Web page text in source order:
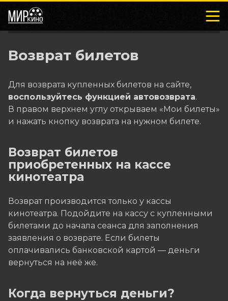
Возврат билетов
Для возврата купленных билетов на сайте,
воспользуйтесь функцией автовозврата.
В правом верхнем углу открываем «Мои билеты»
и нажать кнопку возврата на нужном билете.
Возврат билетов
приобретенных на кассе
кинотеатра
Возврат производится только у кассы
кинотеатра. Подойдите на кассу с купленными
билетами до начала сеанса для заполнения
заявления о возврате. Если билеты
оплачивались банковской картой — деньги
вернуться на неё же.
Когда вернуться деньги?